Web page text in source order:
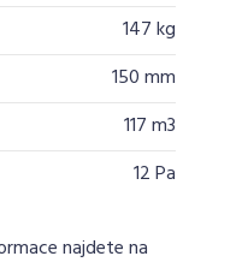
147 kg
150 mm
117 m3
12 Pa
najdete na